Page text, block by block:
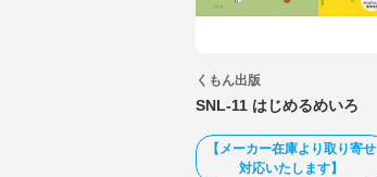
くもん出版
SNL-11 はじめるめいろ
【メーカー在庫より取り寄せ
対応いたします】